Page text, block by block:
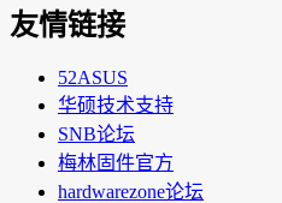
友情链接
52ASUS
华硕技术支持
SNB论坛
梅林固件官方
hardwarezone论坛